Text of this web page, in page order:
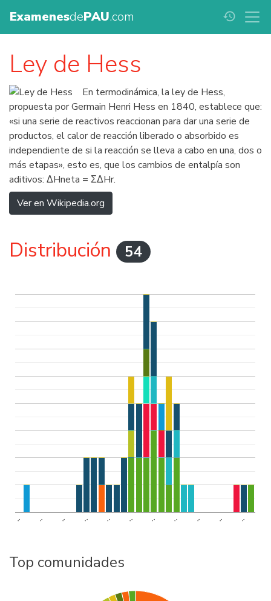
ExamenesdePAU.com history
Ley de Hess
En termodinámica, la ley de Hess,
propuesta por Germain Henri Hess en 1840, establece que:
«si una serie de reactivos reaccionan para dar una serie de
productos, el calor de reacción liberado o absorbido es
independiente de si la reacción se lleva a cabo en una, dos o
más etapas», esto es, que los cambios de entalpía son
aditivos: ΔHneta = ΣΔHr.
Ver en Wikipedia.org
Distribución 54
.. .. .. .. .. .. .. .. .. .. ..
Top comunidades